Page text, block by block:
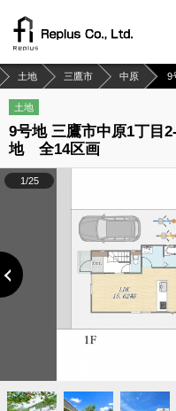
土地 三鷹市 中原 9
土地
9号地 三鷹市中原1丁
地 全14区画
1/25